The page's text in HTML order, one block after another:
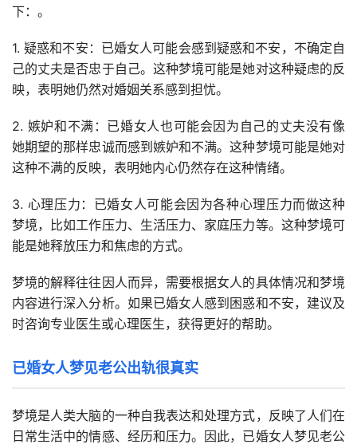
下：。
1. 疑惑和不安：已婚女人可能会感到疑惑和不安，不确定自
己的丈夫是否忠于自己。这种梦境可能是她对这种疑虑的反
映，表明她仍然对婚姻关系感到担忧。
2. 嫉妒和不满：已婚女人也可能会因为自己的丈夫没有像
她期望的那样忠诚而感到嫉妒和不满。这种梦境可能是她对
这种不满的反映，表明她内心仍然存在这种情绪。
3. 心理压力：已婚女人可能会因为各种心理压力而做这种
梦境，比如工作压力、生活压力、家庭压力等。这种梦境可
能是她释放压力和焦虑的方式。
梦境的解释往往因人而异，需要根据女人的具体情况和梦境
内容进行深入分析。如果已婚女人感到困惑和不安，建议及
时咨询专业医生或心理医生，获得更好的帮助。
已婚女人梦见老公出轨很真实
梦境是人类大脑的一种自我表达和处理方式，反映了人们在
日常生活中的情感、经历和压力。因此，已婚女人梦见老公